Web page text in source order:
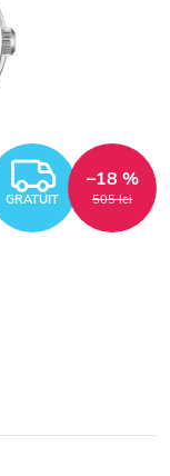
GRATUIT 505 lei
–18 %